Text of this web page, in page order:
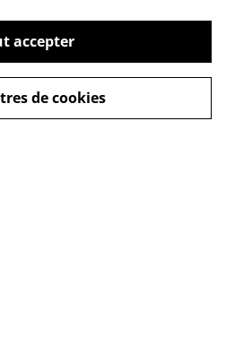
Politique de cookies
accepter
de cookies